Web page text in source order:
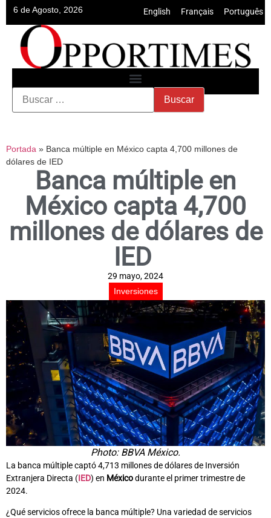
6 de Agosto, 2026 English Français Português
Portada » Banca múltiple en México capta 4,700 millones de
dólares de IED
Banca múltiple en
México capta 4,700
millones de dólares de
IED
29 mayo, 2024
Inversiones
Photo: BBVA México.
La banca múltiple captó 4,713 millones de dólares de Inversión
Extranjera Directa (IED) en Méxicodurante el primer trimestre de
2024.
¿Qué servicios ofrece la banca múltiple? Una variedad de servicios